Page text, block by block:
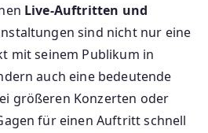
Live-Auftritten und
sind nicht nur eine
mit seinem Publikum in
auch eine bedeutende
größeren Konzerten oder
für einen Auftritt schnell